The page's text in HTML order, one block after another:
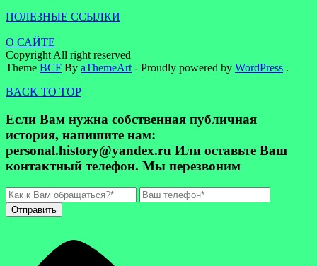
ПОЛЕЗНЫЕ ССЫЛКИ
О САЙТЕ
Copyright All right reserved
Theme BCF By aThemeArt - Proudly powered by WordPress .
BACK TO TOP
Если Вам нужна собственная публичная
история, напишите нам:
personal.history@yandex.ru Или оставьте Ваш
контактный телефон. Мы перезвоним
Отправить